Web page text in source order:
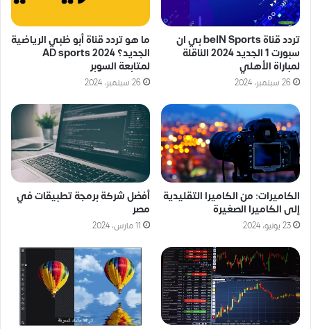
تردد قناة beIN Sports بي ان
سبورت 1 الجديد 2024 الناقلة
لمباراة الأهلي
26 سبتمبر، 2024
ما هو تردد قناة أبو ظبي الرياضية
الجديد؟ AD sports 2024
لمتابعة السوبر
26 سبتمبر، 2024
الكاميرات: من الكاميرا التقليدية
إلى الكاميرا الصغيرة
23 يونيو، 2024
أفضل شركة برمجة تطبيقات في
مصر
11 مارس، 2024